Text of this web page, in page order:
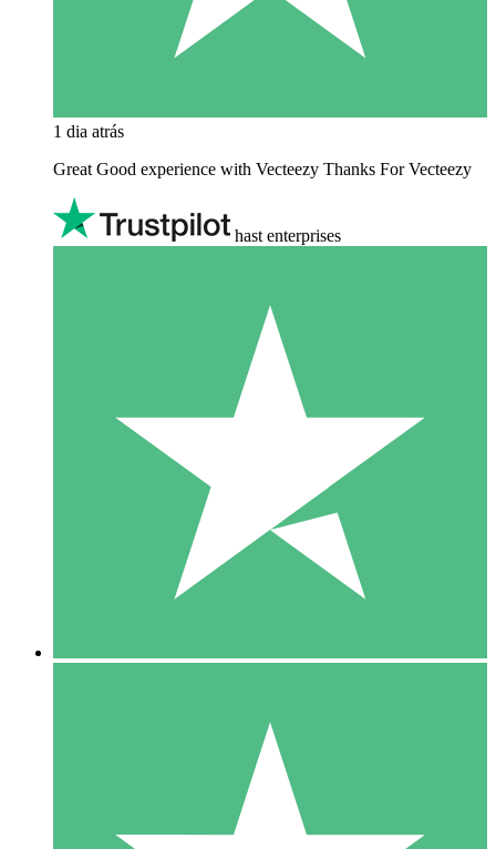
1 dia atrás
Great Good experience with Vecteezy Thanks For Vecteezy
hast enterprises